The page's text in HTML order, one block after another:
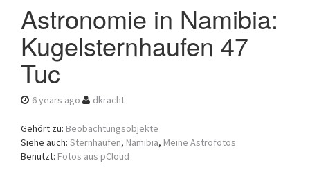
l
Astronomie in Namibia:
Kugelsternhaufen 47
Tuc
6 years ago dkracht
Gehört zu: Beobachtungsobjekte
Siehe auch: Sternhaufen, Namibia, Meine Astrofotos
Benutzt: Fotos aus pCloud